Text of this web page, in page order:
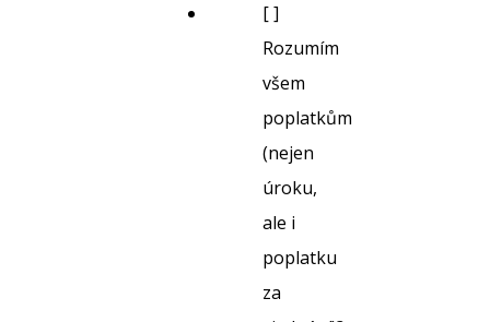
[ ]
Rozumím
všem
poplatkům
(nejen
úroku,
ale i
poplatku
za